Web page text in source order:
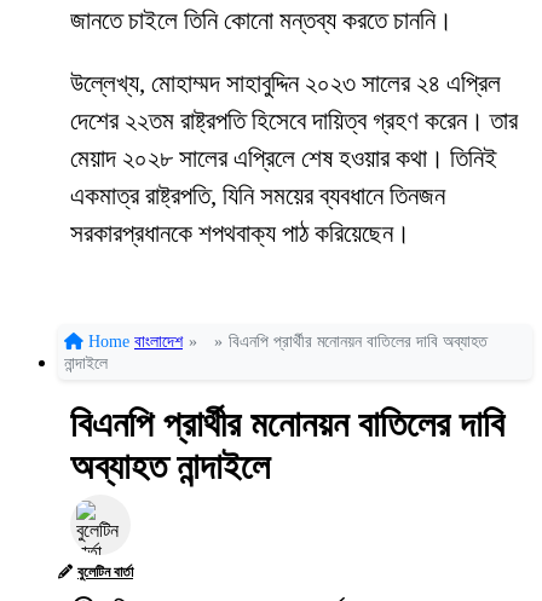
জানতে চাইলে তিনি কোনো মন্তব্য করতে চাননি।
উল্লেখ্য, মোহাম্মদ সাহাবুদ্দিন ২০২৩ সালের ২৪ এপ্রিল
দেশের ২২তম রাষ্ট্রপতি হিসেবে দায়িত্ব গ্রহণ করেন। তার
মেয়াদ ২০২৮ সালের এপ্রিলে শেষ হওয়ার কথা। তিনিই
একমাত্র রাষ্ট্রপতি, যিনি সময়ের ব্যবধানে তিনজন
সরকারপ্রধানকে শপথবাক্য পাঠ করিয়েছেন।
Home বাংলাদেশ » » বিএনপি প্রার্থীর মনোনয়ন বাতিলের দাবি অব্যাহত
নান্দাইলে
বিএনপি প্রার্থীর মনোনয়ন বাতিলের দাবি
অব্যাহত নান্দাইলে
বুলেটিন বার্তা